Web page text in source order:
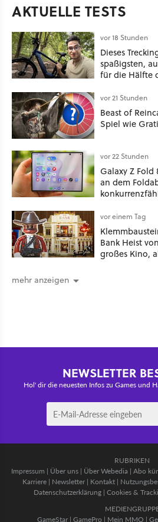
AKTUELLE TESTS
vor 18 Stunden
Dieses
spaßigsten,
für die Hälfte
vor 21 Stunden
Beast of
Spiel wie
vor 22 Stunden
Galaxy Z Fold
an dem
vor einem Tag
Bank Heist
großes Kino,
mehr anzeigen
NEWSLETTER
Hol' dir die neuesten Infos zu Games und
RUBRIKEN
Impressum | Über uns| Über Webedia | Abo
Karriere | Newsletter | Kontakt |
Datenschutzerklärung | Cookies &
GameStar| GamePro | Mein MMO |